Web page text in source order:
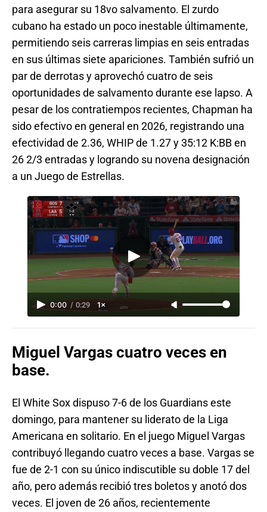
para asegurar su 18vo salvamento. El zurdo
cubano ha estado un poco inestable últimamente,
permitiendo seis carreras limpias en seis entradas
en sus últimas siete apariciones. También sufrió un
par de derrotas y aprovechó cuatro de seis
oportunidades de salvamento durante ese lapso. A
pesar de los contratiempos recientes, Chapman ha
sido efectivo en general en 2026, registrando una
efectividad de 2.36, WHIP de 1.27 y 35:12 K:BB en
26 2/3 entradas y logrando su novena designación
a un Juego de Estrellas.
0:00 / 0:29 1×
Miguel Vargas cuatro veces en
base.
El White Sox dispuso 7-6 de los Guardians este
domingo, para mantener su liderato de la Liga
Americana en solitario. En el juego Miguel Vargas
contribuyó llegando cuatro veces a base. Vargas se
fue de 2-1 con su único indiscutible su doble 17 del
año, pero además recibió tres boletos y anotó dos
veces. El joven de 26 años, recientemente